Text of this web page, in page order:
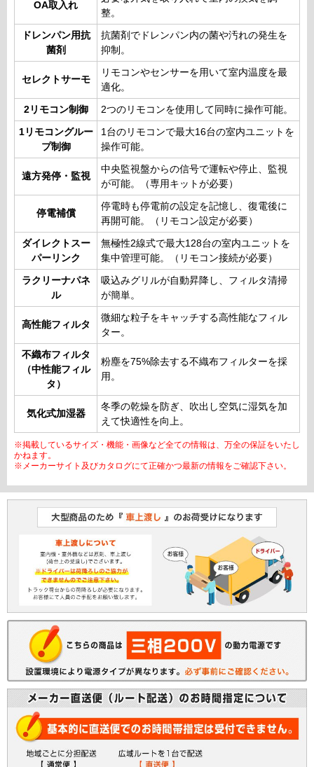
OA取入れ
整。
ドレンパン用抗
菌剤
抗菌剤でドレンパン内の菌や汚れの発生を
抑制。
セレクトサーモ
リモコンやセンサーを用いて室内温度を最
適化。
2リモコン制御 2つのリモコンを使用して同時に操作可能。
1リモコングルー
プ制御
1台のリモコンで最大16台の室内ユニットを
操作可能。
遠方発停・監視
中央監視盤からの信号で運転や停止、監視
が可能。（専用キットが必要）
停電補償
停電時も停電前の設定を記憶し、復電後に
再開可能。（リモコン設定が必要）
ダイレクトスー
パーリンク
無極性2線式で最大128台の室内ユニットを
集中管理可能。（リモコン接続が必要）
ラクリーナパネ
ル
吸込みグリルが自動昇降し、フィルタ清掃
が簡単。
高性能フィルタ
微細な粒子をキャッチする高性能なフィル
ター。
不織布フィルタ
（中性能フィル
タ）
粉塵を75%除去する不織布フィルターを採
用。
気化式加湿器
冬季の乾燥を防ぎ、吹出し空気に湿気を加
えて快適性を向上。
※掲載しているサイズ・機能・画像など全ての情報は、万全の保証をいたし
かねます。
※メーカーサイト及びカタログにて正確かつ最新の情報をご確認下さい。